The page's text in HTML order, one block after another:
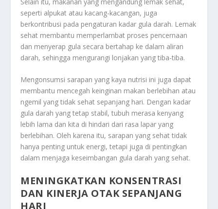
seperti alpukat atau kacang-kacangan, juga
berkontribusi pada pengaturan kadar gula darah. Lemak
sehat membantu memperlambat proses pencernaan
dan menyerap gula secara bertahap ke dalam aliran
darah, sehingga mengurangi lonjakan yang tiba-tiba.
Mengonsumsi sarapan yang kaya nutrisi ini juga dapat
membantu mencegah keinginan makan berlebihan atau
ngemil yang tidak sehat sepanjang hari. Dengan kadar
gula darah yang tetap stabil, tubuh merasa kenyang
lebih lama dan kita di hindari dari rasa lapar yang
berlebihan. Oleh karena itu, sarapan yang sehat tidak
hanya penting untuk energi, tetapi juga di pentingkan
dalam menjaga keseimbangan gula darah yang sehat.
MENINGKATKAN KONSENTRASI
DAN KINERJA OTAK SEPANJANG
HARI